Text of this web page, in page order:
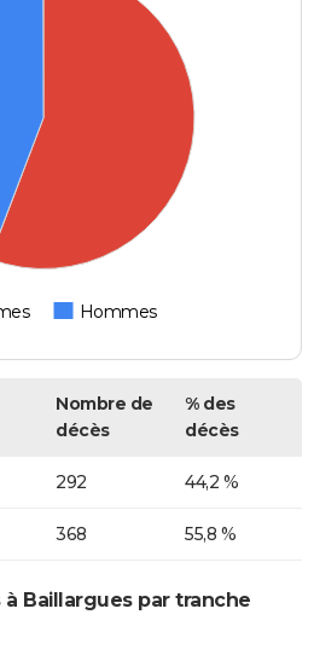
Hommes
Nombre de
décès
% des
décès
292 44,2 %
368 55,8 %
Baillargues par tranche